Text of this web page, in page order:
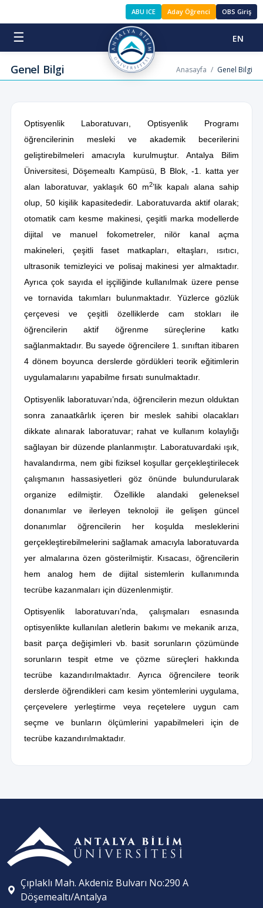
ABU ICE Aday Öğrenci OBS Giriş
☰ EN
Genel Bilgi Anasayfa / Genel Bilgi
Optisyenlik Laboratuvarı, Optisyenlik Programı
öğrencilerinin mesleki ve akademik becerilerini
geliştirebilmeleri amacıyla kurulmuştur. Antalya Bilim
Üniversitesi, Döşemealtı Kampüsü, B Blok, -1. katta yer
alan laboratuvar, yaklaşık 60 m2’lik kapalı alana sahip
olup, 50 kişilik kapasitededir. Laboratuvarda aktif olarak;
otomatik cam kesme makinesi, çeşitli marka modellerde
dijital ve manuel fokometreler, nilör kanal açma
makineleri, çeşitli faset matkapları, eltaşları, ısıtıcı,
ultrasonik temizleyici ve polisaj makinesi yer almaktadır.
Ayrıca çok sayıda el işçiliğinde kullanılmak üzere pense
ve tornavida takımları bulunmaktadır. Yüzlerce gözlük
çerçevesi ve çeşitli özelliklerde cam stokları ile
öğrencilerin aktif öğrenme süreçlerine katkı
sağlanmaktadır. Bu sayede öğrencilere 1. sınıftan itibaren
4 dönem boyunca derslerde gördükleri teorik eğitimlerin
uygulamalarını yapabilme fırsatı sunulmaktadır.
Optisyenlik laboratuvarı’nda, öğrencilerin mezun olduktan
sonra zanaatkârlık içeren bir meslek sahibi olacakları
dikkate alınarak laboratuvar; rahat ve kullanım kolaylığı
sağlayan bir düzende planlanmıştır. Laboratuvardaki ışık,
havalandırma, nem gibi fiziksel koşullar gerçekleştirilecek
çalışmanın hassasiyetleri göz önünde bulundurularak
organize edilmiştir. Özellikle alandaki geleneksel
donanımlar ve ilerleyen teknoloji ile gelişen güncel
donanımlar öğrencilerin her koşulda mesleklerini
gerçekleştirebilmelerini sağlamak amacıyla laboratuvarda
yer almalarına özen gösterilmiştir. Kısacası, öğrencilerin
hem analog hem de dijital sistemlerin kullanımında
tecrübe kazanmaları için düzenlenmiştir.
Optisyenlik laboratuvarı’nda, çalışmaları esnasında
optisyenlikte kullanılan aletlerin bakımı ve mekanik arıza,
basit parça değişimleri vb. basit sorunların çözümünde
sorunların tespit etme ve çözme süreçleri hakkında
tecrübe kazandırılmaktadır. Ayrıca öğrencilere teorik
derslerde öğrendikleri cam kesim yöntemlerini uygulama,
çerçevelere yerleştirme veya reçetelere uygun cam
seçme ve bunların ölçümlerini yapabilmeleri için de
tecrübe kazandırılmaktadır.
Çıplaklı Mah. Akdeniz Bulvarı No:290 A
Döşemealtı/Antalya